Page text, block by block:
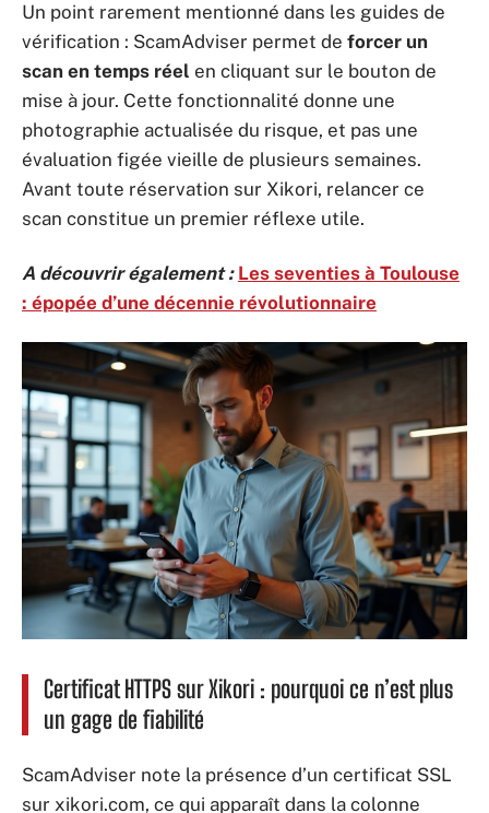
Un point rarement mentionné dans les guides de
vérification : ScamAdviser permet de forcer un
scan en temps réel en cliquant sur le bouton de
mise à jour. Cette fonctionnalité donne une
photographie actualisée du risque, et pas une
évaluation figée vieille de plusieurs semaines.
Avant toute réservation sur Xikori, relancer ce
scan constitue un premier réflexe utile.
A découvrir également : Les seventies à Toulouse
: épopée d’une décennie révolutionnaire
Certificat HTTPS sur Xikori : pourquoi ce n’est plus
un gage de fiabilité
ScamAdviser note la présence d’un certificat SSL
sur xikori.com, ce qui apparaît dans la colonne